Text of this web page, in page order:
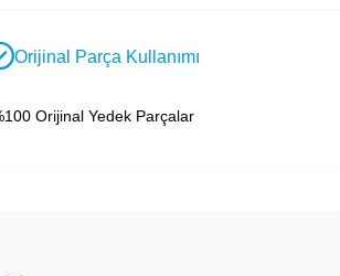
Orijinal Parça Kullanımı
Orijinal Yedek Parçalar